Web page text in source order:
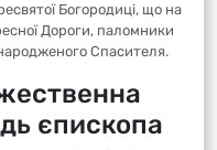
Богородиці, що на
Дороги, паломники
Спасителя.
єпископа